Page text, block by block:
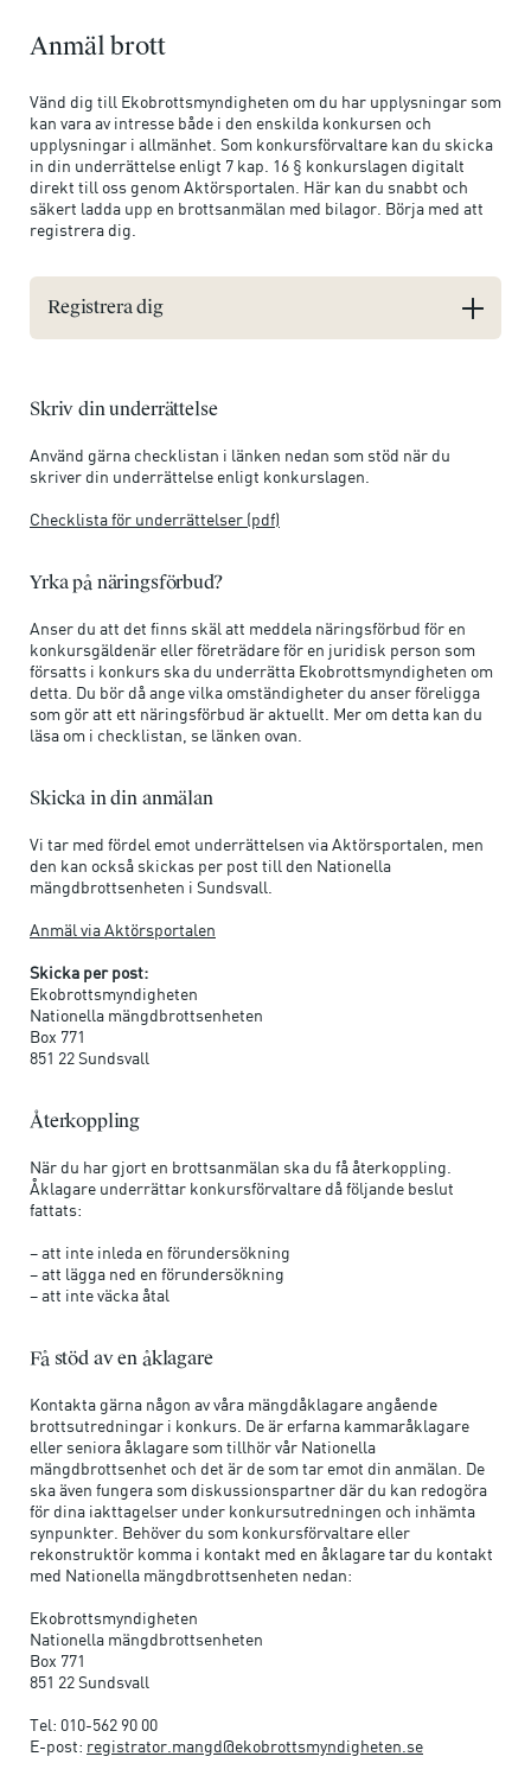
Anmäl brott
Vänd dig till Ekobrottsmyndigheten om du har upplysningar som
kan vara av intresse både i den enskilda konkursen och
upplysningar i allmänhet. Som konkursförvaltare kan du skicka
in din underrättelse enligt 7 kap. 16 § konkurslagen digitalt
direkt till oss genom Aktörsportalen. Här kan du snabbt och
säkert ladda upp en brottsanmälan med bilagor. Börja med att
registrera dig.
Registrera dig
Skriv din underrättelse
Använd gärna checklistan i länken nedan som stöd när du
skriver din underrättelse enligt konkurslagen.
Checklista för underrättelser (pdf)
Yrka på näringsförbud?
Anser du att det finns skäl att meddela näringsförbud för en
konkursgäldenär eller företrädare för en juridisk person som
försatts i konkurs ska du underrätta Ekobrottsmyndigheten om
detta. Du bör då ange vilka omständigheter du anser föreligga
som gör att ett näringsförbud är aktuellt. Mer om detta kan du
läsa om i checklistan, se länken ovan.
Skicka in din anmälan
Vi tar med fördel emot underrättelsen via Aktörsportalen, men
den kan också skickas per post till den Nationella
mängdbrottsenheten i Sundsvall.
Anmäl via Aktörsportalen
Skicka per post:
Ekobrottsmyndigheten
Nationella mängdbrottsenheten
Box 771
851 22 Sundsvall
Återkoppling
När du har gjort en brottsanmälan ska du få återkoppling.
Åklagare underrättar konkursförvaltare då följande beslut
fattats:
– att inte inleda en förundersökning
– att lägga ned en förundersökning
– att inte väcka åtal
Få stöd av en åklagare
Kontakta gärna någon av våra mängdåklagare angående
brottsutredningar i konkurs. De är erfarna kammaråklagare
eller seniora åklagare som tillhör vår Nationella
mängdbrottsenhet och det är de som tar emot din anmälan. De
ska även fungera som diskussionspartner där du kan redogöra
för dina iakttagelser under konkursutredningen och inhämta
synpunkter. Behöver du som konkursförvaltare eller
rekonstruktör komma i kontakt med en åklagare tar du kontakt
med Nationella mängdbrottsenheten nedan:
Ekobrottsmyndigheten
Nationella mängdbrottsenheten
Box 771
851 22 Sundsvall
Tel: 010-562 90 00
E-post: registrator.mangd@ekobrottsmyndigheten.se